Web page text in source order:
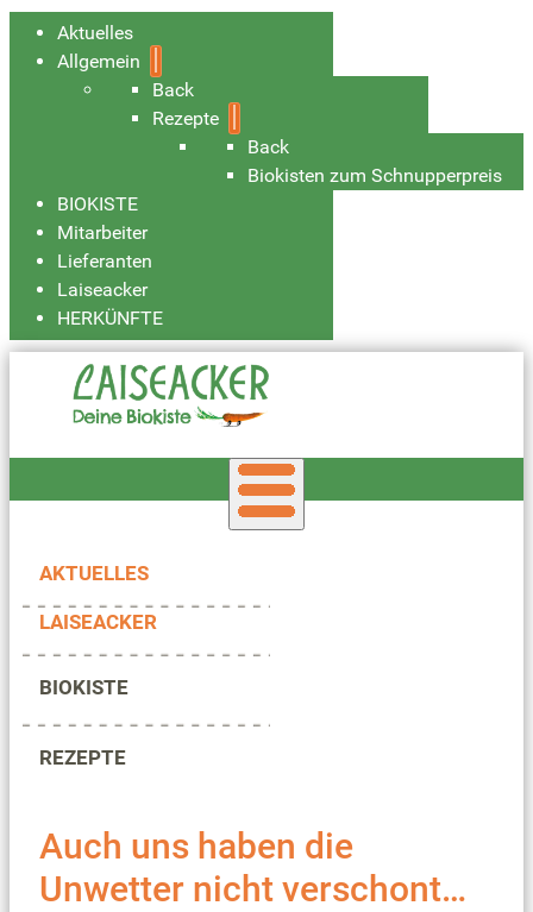
Aktuelles
Allgemein
Back
Rezepte
Back
Biokisten zum Schnupperpreis
BIOKISTE
Mitarbeiter
Lieferanten
Laiseacker
HERKÜNFTE
AKTUELLES
LAISEACKER
BIOKISTE
REZEPTE
Auch uns haben die
Unwetter nicht verschont…